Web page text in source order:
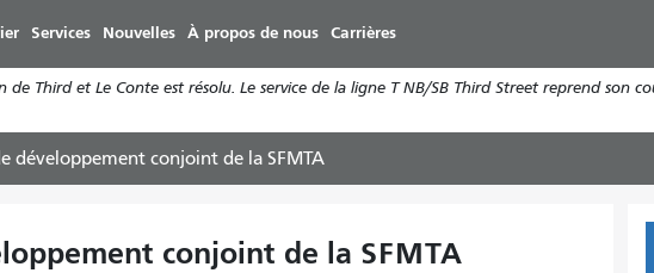
au
contenu
principal
Services Nouvelles À propos de nous Carrières
de Third et Le Conte est résolu. Le service de la ligne T NB/SB Third Street reprend son
développement conjoint de la SFMTA
conjoint de la SFMTA